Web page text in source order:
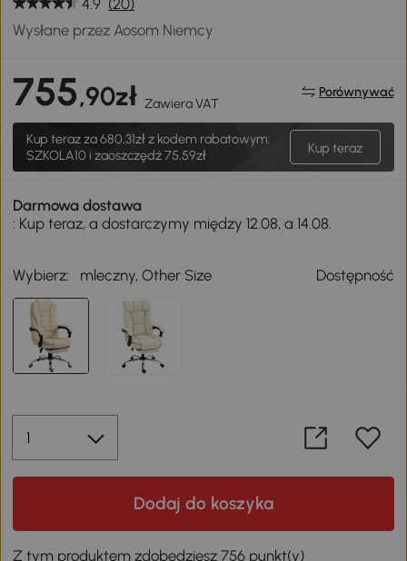
Wysłane przez Aosom Niemcy
755,90zł Zawiera VAT
Porównywać
Kup teraz za680,31złz kodem rabatowym:
SZKOLA10 i zaoszczędź 75,59zł
Kup teraz
Darmowa dostawa
: Kup teraz, a dostarczymy między 12.08, a 14.08.
Wybierz: mleczny, Other Size Dostępność
Dodaj do koszyka
Z tym produktem zdobędziesz 756 punkt(y)